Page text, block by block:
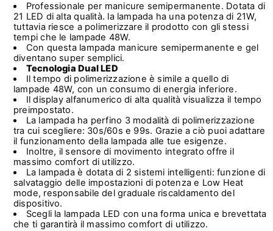
Professionale per manicure semipermanente. Dotata di
21 LED di alta qualità. la lampada ha una potenza di 21W,
tuttavia riesce a polimerizzare il prodotto con gli stessi
tempi che le lampade 48W.
Con questa lampada manicure semipermanente e gel
diventano super semplici.
Tecnologia Dual LED
Il tempo di polimerizzazione è simile a quello di
lampade 48W, con un consumo di energia inferiore.
Il display alfanumerico di alta qualità visualizza il tempo
preimpostato.
La lampada ha perfino 3 modalità di polimerizzazione
tra cui scegliere: 30s/60s e 99s. Grazie a ciò puoi adattare
il funzionamento della lampada alle tue esigenze.
Inoltre, il sensore di movimento integrato offre il
massimo comfort di utilizzo.
La lampada è dotata di 2 sistemi intelligenti: funzione di
salvataggio delle impostazioni di potenza e Low Heat
mode, responsabile del graduale riscaldamento del
dispositivo.
Scegli la lampada LED con una forma unica e brevettata
che ti garantirà il massimo comfort di utilizzo.